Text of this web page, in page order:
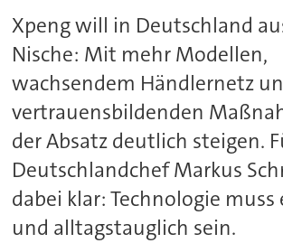
Xpeng will in Deutschland
Nische: Mit mehr Modellen,
wachsendem Händlernetz
vertrauensbildenden
der Absatz deutlich steigen.
Deutschlandchef Markus
dabei klar: Technologie muss
und alltagstauglich sein.